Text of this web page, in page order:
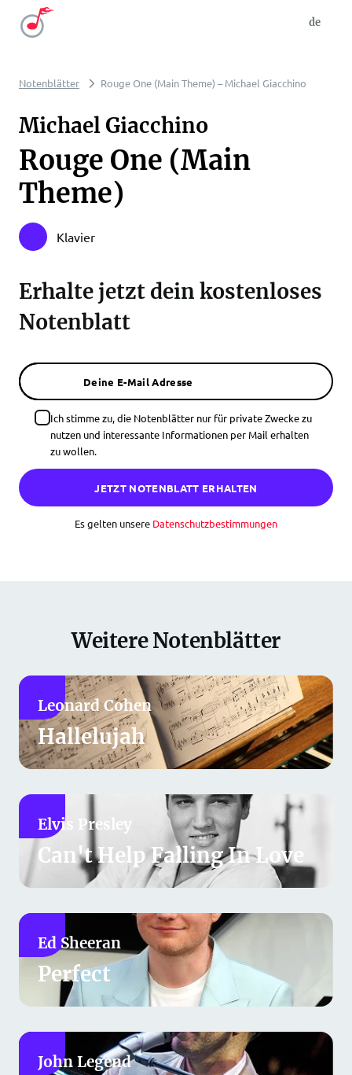
de
Notenblätter Rouge One (Main Theme) – Michael Giacchino
Michael Giacchino
Rouge One (Main
Theme)
Klavier
Erhalte jetzt dein kostenloses
Notenblatt
Deine E-Mail Adresse
Ich stimme zu, die Notenblätter nur für private Zwecke zu
nutzen und interessante Informationen per Mail erhalten
zu wollen.
JETZT NOTENBLATT ERHALTEN
Es gelten unsere Datenschutzbestimmungen
Weitere Notenblätter
Leonard Cohen
Hallelujah
Elvis Presley
Can't Help Falling In Love
Ed Sheeran
Perfect
John Legend